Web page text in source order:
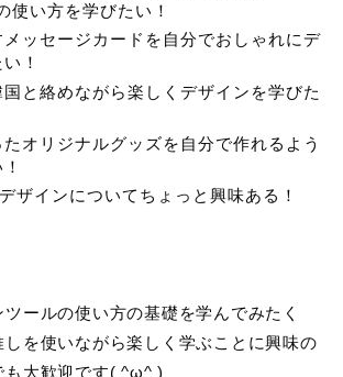
使い方を学びたい！
ッセージカードを自分でおしゃれにデ
！
と絡めながら楽しくデザインを学びた
オリジナルグッズを自分で作れるよう
ザインについてちょっと興味ある！
ールの使い方の基礎を学んでみたく
を使いながら楽しく学ぶことに興味の
も大歓迎です( ^ω^ )